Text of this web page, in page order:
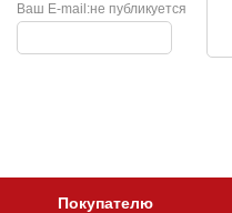
не публикуется
Ваш E-mail:
Покупателю